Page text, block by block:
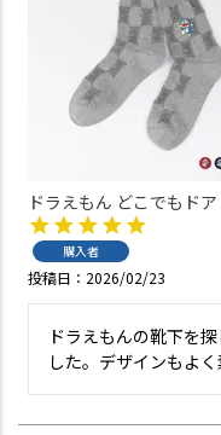
ドラえもん どこでもド
ス メンズ 日本製 02462116
購入者
投稿日 2026/02/23
ドラえもんの靴下を
した。デザインもよ